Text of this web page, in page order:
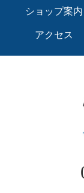
ショップ案内
アクセス